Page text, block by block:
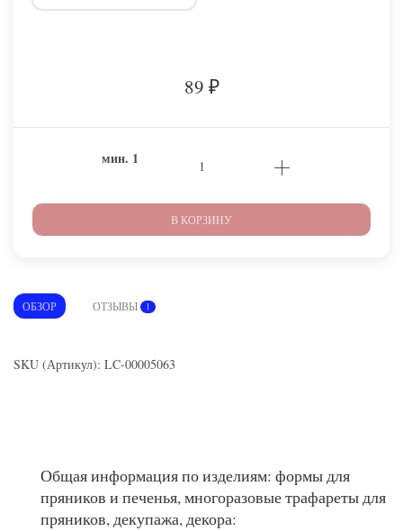
89 ₽
мин. 1
В КОРЗИНУ
ОБЗОР ОТЗЫВЫ 1
SKU (Артикул): LC-00005063
Общая информация по изделиям: формы для
пряников и печенья, многоразовые трафареты для
пряников, декупажа, декора: